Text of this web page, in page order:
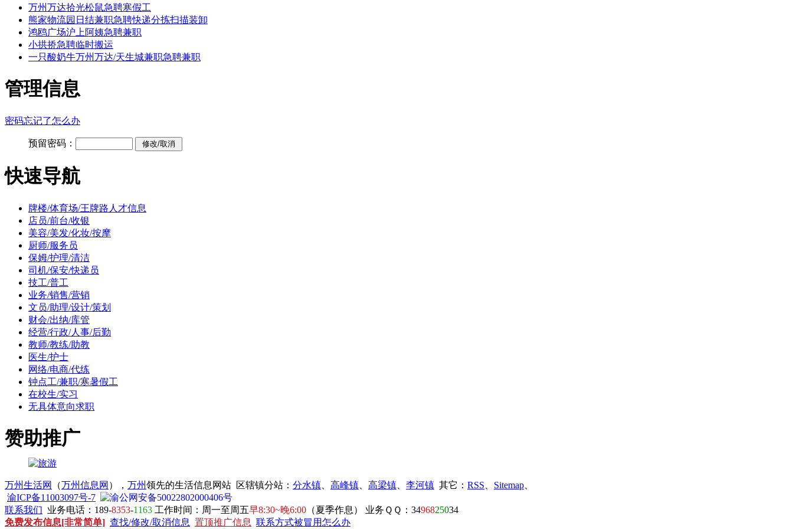
万州万达拾光松鼠急聘寒假工
熊家物流园日结兼职急聘快递分拣扫描装卸
鸿鸥广场沪上阿姨急聘兼职
小拱挢急聘临时搬运
一只酸奶牛万州万达/天生城兼职急聘兼职
管理信息
密码忘记了怎么办
预留密码：
快速导航
牌楼/体育场/王牌路人才信息
店员/前台/收银
美容/美发/化妆/按摩
厨师/服务员
保姆/护理/清洁
司机/保安/快递员
技工/普工
业务/销售/营销
文员/助理/设计/策划
财会/出纳/库管
经营/行政/人事/后勤
教师/教练/助教
医生/护士
网络/电商/代练
钟点工/兼职/寒暑假工
在校生/实习
无具体意向求职
赞助推广
万州生活网 （万州信息网 ）， 万州领先的生活信息网站 区辖镇分站： 分水镇 高峰镇 高梁镇 李河镇 其它： RSS Sitemap
渝ICP备11003097号-7
渝公网安备50022802000406号
联系我们 业务电话：189-8353-1163 工作时间：周一至周五早8:30~晚6:00 （夏季作息） 业务ＱＱ：3496825034
免费发布信息[非常简单] 查找/修改/取消信息 置顶推广信息 联系方式被冒用怎么办